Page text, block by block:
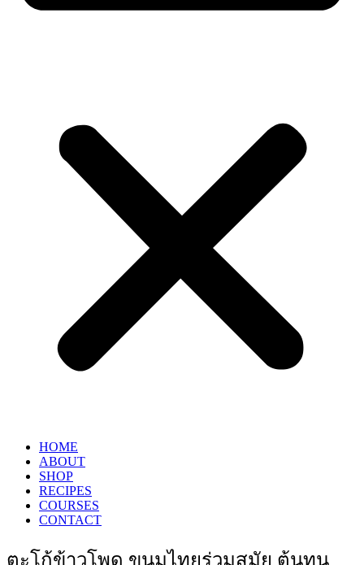
HOME
ABOUT
SHOP
RECIPES
COURSES
CONTACT
ตะโก้ข้าวโพด ขนมไทยร่วมสมัย ต้นทุน